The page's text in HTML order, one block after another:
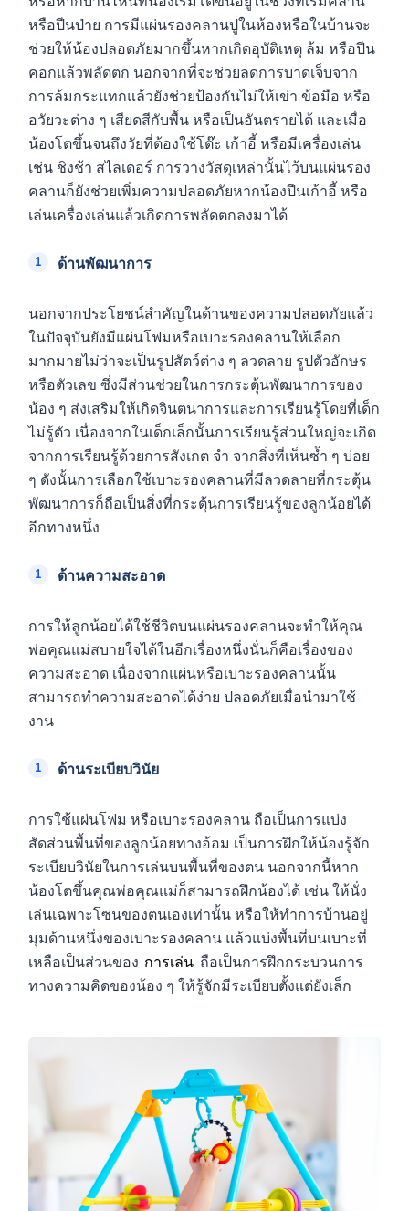
หรือปีนป่าย การมีแผ่นรองคลานปูในห้องหรือในบ้านจะ
ช่วยให้น้องปลอดภัยมากขึ้นหากเกิดอุบัติเหตุ ล้ม หรือปีน
คอกแล้วพลัดตก นอกจากที่จะช่วยลดการบาดเจ็บจาก
การล้มกระแทกแล้วยังช่วยป้องกันไม่ให้เข่า ข้อมือ หรือ
อวัยวะต่าง ๆ เสียดสีกับพื้น หรือเป็นอันตรายได้ และเมื่อ
น้องโตขึ้นจนถึงวัยที่ต้องใช้โต๊ะ เก้าอี้ หรือมีเครื่องเล่น
เช่น ชิงช้า สไลเดอร์ การวางวัสดุเหล่านั้นไว้บนแผ่นรอง
คลานก็ยังช่วยเพิ่มความปลอดภัยหากน้องปีนเก้าอี้ หรือ
เล่นเครื่องเล่นแล้วเกิดการพลัดตกลงมาได้
ด้านพัฒนาการ
นอกจากประโยชน์สำคัญในด้านของความปลอดภัยแล้ว
ในปัจจุบันยังมีแผ่นโฟมหรือเบาะรองคลานให้เลือก
มากมายไม่ว่าจะเป็นรูปสัตว์ต่าง ๆ ลวดลาย รูปตัวอักษร
หรือตัวเลข ซึ่งมีส่วนช่วยในการกระตุ้นพัฒนาการของ
น้อง ๆ ส่งเสริมให้เกิดจินตนาการและการเรียนรู้โดยที่เด็ก
ไม่รู้ตัว เนื่องจากในเด็กเล็กนั้นการเรียนรู้ส่วนใหญ่จะเกิด
จากการเรียนรู้ด้วยการสังเกต จำ จากสิ่งที่เห็นซ้ำ ๆ บ่อย
ๆ ดังนั้นการเลือกใช้เบาะรองคลานที่มีลวดลายที่กระตุ้น
พัฒนาการก็ถือเป็นสิ่งที่กระตุ้นการเรียนรู้ของลูกน้อยได้
อีกทางหนึ่ง
ด้านความสะอาด
การให้ลูกน้อยได้ใช้ชีวิตบนแผ่นรองคลานจะทำให้คุณ
พ่อคุณแม่สบายใจได้ในอีกเรื่องหนึ่งนั่นก็คือเรื่องของ
ความสะอาด เนื่องจากแผ่นหรือเบาะรองคลานนั้น
สามารถทำความสะอาดได้ง่าย ปลอดภัยเมื่อนำมาใช้
งาน
ด้านระเบียบวินัย
การใช้แผ่นโฟม หรือเบาะรองคลาน ถือเป็นการแบ่ง
สัดส่วนพื้นที่ของลูกน้อยทางอ้อม เป็นการฝึกให้น้องรู้จัก
ระเบียบวินัยในการเล่นบนพื้นที่ของตน นอกจากนี้หาก
น้องโตขึ้นคุณพ่อคุณแม่ก็สามารถฝึกน้องได้ เช่น ให้นั่ง
เล่นเฉพาะโซนของตนเองเท่านั้น หรือให้ทำการบ้านอยู่
มุมด้านหนึ่งของเบาะรองคลาน แล้วแบ่งพื้นที่บนเบาะที่
เหลือเป็นส่วนของ การเล่น ถือเป็นการฝึกกระบวนการ
ทางความคิดของน้อง ๆ ให้รู้จักมีระเบียบตั้งแต่ยังเล็ก